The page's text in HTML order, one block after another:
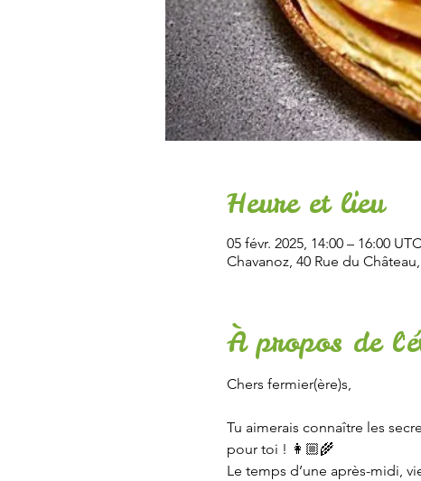
Heure et lieu
05 févr. 2025, 14:00 – 16:00
Chavanoz, 40 Rue du
À propos de
Chers fermier(ère)s,
Tu aimerais connaître les
pour toi ! 👩🏼‍🌾
Le temps d’une après-midi,